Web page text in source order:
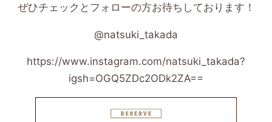
ぜひチェックとフォローの方お待ちしております！
@natsuki_takada
https://www.instagram.com/natsuki_takada?
igsh=OGQ5ZDc2ODk2ZA==